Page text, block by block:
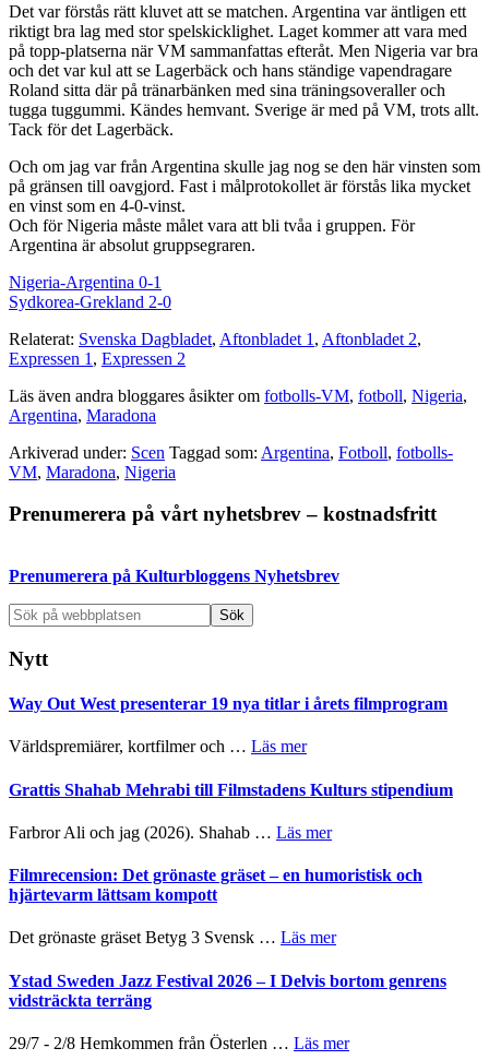
Det var förstås rätt kluvet att se matchen. Argentina var äntligen ett
riktigt bra lag med stor spelskicklighet. Laget kommer att vara med
på topp-platserna när VM sammanfattas efteråt. Men Nigeria var bra
och det var kul att se Lagerbäck och hans ständige vapendragare
Roland sitta där på tränarbänken med sina träningsoveraller och
tugga tuggummi. Kändes hemvant. Sverige är med på VM, trots allt.
Tack för det Lagerbäck.
Och om jag var från Argentina skulle jag nog se den här vinsten som
på gränsen till oavgjord. Fast i målprotokollet är förstås lika mycket
en vinst som en 4-0-vinst.
Och för Nigeria måste målet vara att bli tvåa i gruppen. För
Argentina är absolut gruppsegraren.
Nigeria-Argentina 0-1
Sydkorea-Grekland 2-0
Relaterat: Svenska Dagbladet, Aftonbladet 1 , Aftonbladet 2,
Expressen 1 , Expressen 2
Läs även andra bloggares åsikter om fotbolls-VM, fotboll, Nigeria,
Argentina, Maradona
Arkiverad under: Scen Taggad som: Argentina, Fotboll, fotbolls-
VM, Maradona, Nigeria
Primärt
Prenumerera på vårt nyhetsbrev – kostnadsfritt
Prenumerera på Kulturbloggens Nyhetsbrev
Sök
på
webbplatsen
Nytt
Way Out West presenterar 19 nya titlar i årets filmprogram
Världspremiärer, kortfilmer och … Läs merom
Out
West
19
titlar
filmprogram
Grattis Shahab Mehrabi till Filmstadens Kulturs stipendium
Farbror Ali och jag (2026). Shahab … Läs merom
Shahab
Kulturs
Filmrecension: Det grönaste gräset – en humoristisk och
hjärtevarm lättsam kompott
Det grönaste gräset Betyg 3 Svensk … Läs merom
Det
grönaste
en
Ystad Sweden Jazz Festival 2026 – I Delvis bortom genrens
vidsträckta terräng
29/7 - 2/8 Hemkommen från Österlen … Läs merom